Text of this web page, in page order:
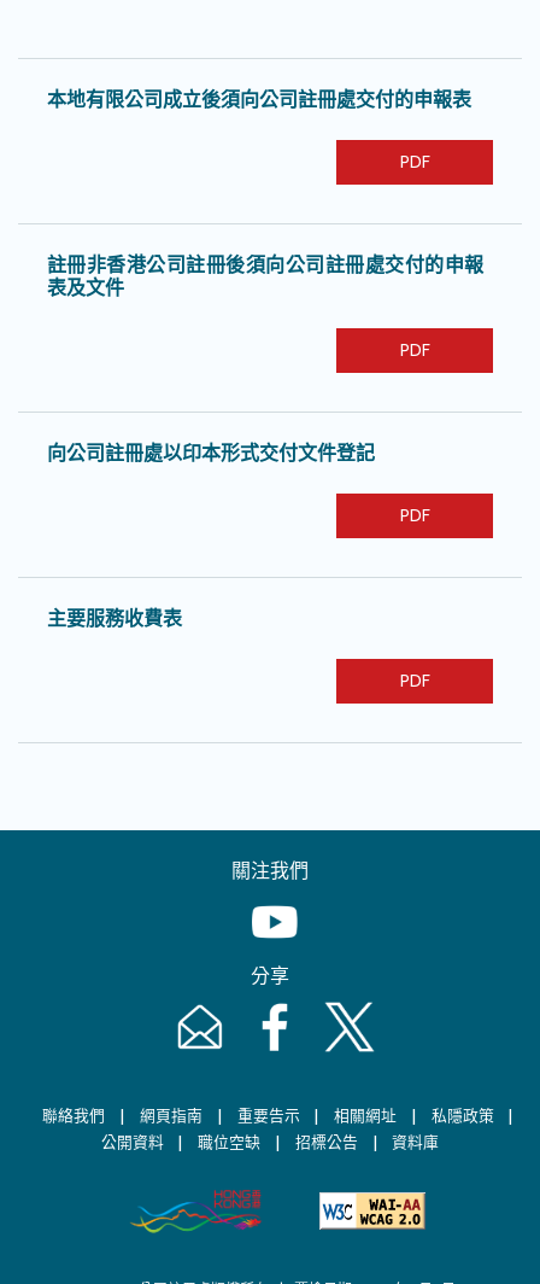
本地有限公司成立後須向公司註冊處交付的申報表
PDF
註冊非香港公司註冊後須向公司註冊處交付的申報
表及文件
PDF
向公司註冊處以印本形式交付文件登記
PDF
主要服務收費表
PDF
關注我們
Youtube [This link will pop up in
分享
Email [This link will pop up in a new
Facebook [This link will pop up
Twitter [This link will
聯絡我們 | 網頁指南 | 重要告示 | 相關網址 | 私隱政策 |
公開資料 | 職位空缺 | 招標公告 | 資料庫